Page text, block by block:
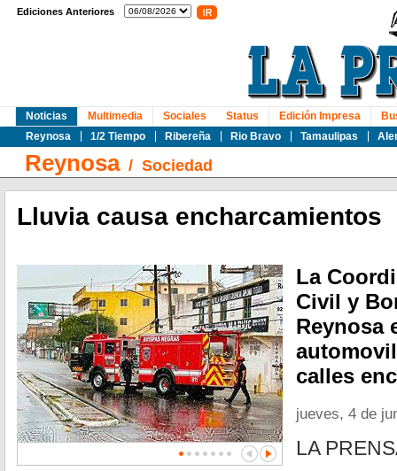
Ediciones Anteriores
Noticias
Reynosa
1/2 Tiempo Ribereña Rio Bravo Tamaulipas
Multimedia Sociales Status Edición Impresa
Reynosa/ Sociedad
Lluvia causa encharcamientos
La
Civil y
Reynosa
calles
jueves, 4 de
LA